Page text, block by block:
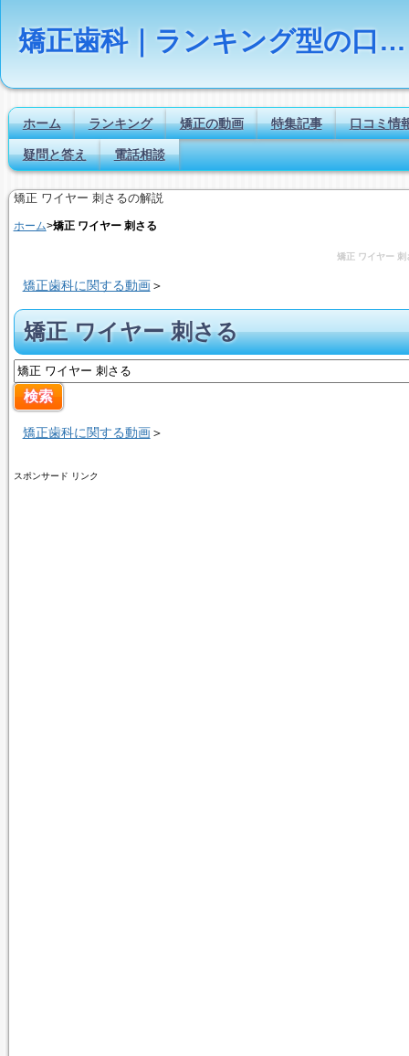
矯正歯科｜ランキング型の口コミ・評判サイト【Dr.NAVI】
ホーム ランキング 矯正の動画 特集記事 口コミ情
疑問と答え 電話相談
矯正 ワイヤー 刺さるの解説
ホーム>矯正 ワイヤー 刺さる
矯正 ワイヤー 刺
矯正歯科に関する動画＞
矯正 ワイヤー 刺さる
矯正歯科に関する動画＞
スポンサード リンク